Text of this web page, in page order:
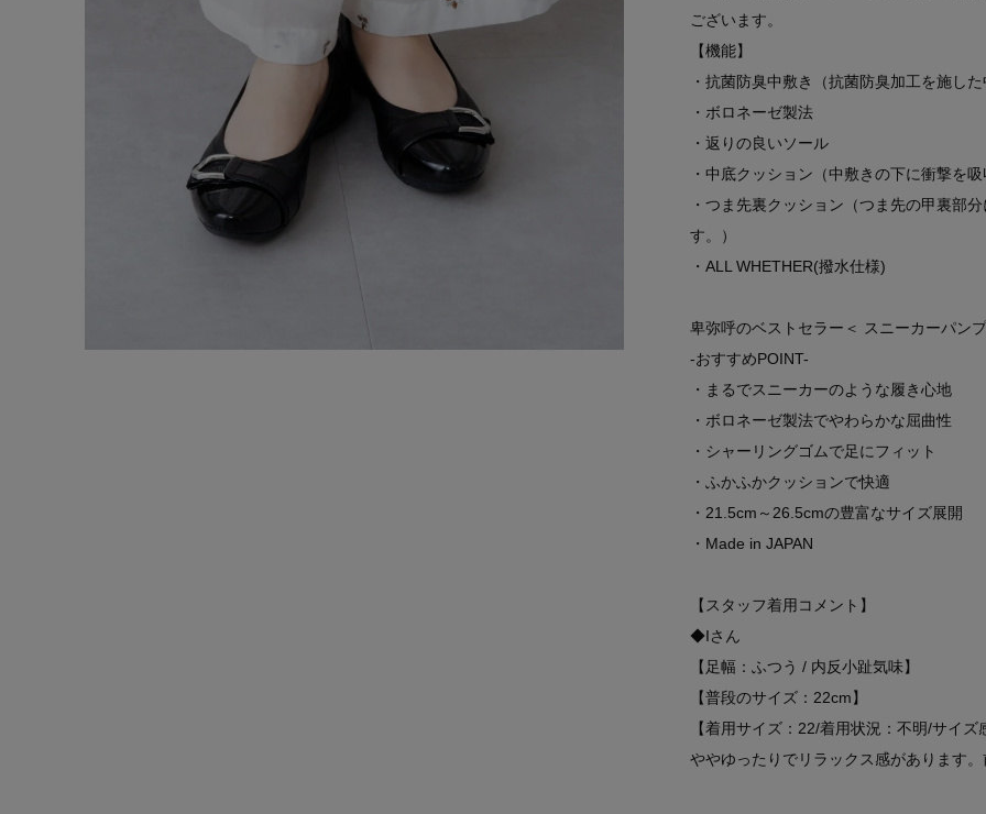
ございます。
【機能】
・抗菌防臭中敷き（抗菌防臭加工を施し
・ボロネーゼ製法
・返りの良いソール
・中底クッション（中敷きの下に衝撃を
・つま先裏クッション（つま先の甲裏部
す。）
・ALL WHETHER(撥水仕様)
卑弥呼のベストセラー＜ スニーカーパン
-おすすめPOINT-
・まるでスニーカーのような履き心地
・ボロネーゼ製法でやわらかな屈曲性
・シャーリングゴムで足にフィット
・ふかふかクッションで快適
・21.5cm～26.5cmの豊富なサイズ展開
・Made in JAPAN
【スタッフ着用コメント】
◆Iさん
【足幅：ふつう / 内反小趾気味】
【普段のサイズ：22cm】
【着用サイズ：22/着用状況：不明/サイ
ややゆったりでリラックス感があります